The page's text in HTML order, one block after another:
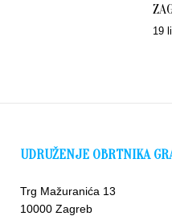
19
UDRUŽENJE OBRTNIKA
Trg Mažuranića 13
10000 Zagreb